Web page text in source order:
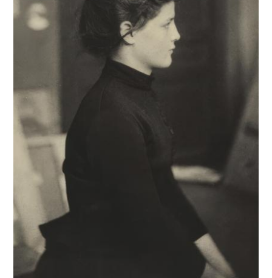
SERVICES
CRÉER SON CATALOGUE RAISONNÉ
ABONNEMENTS DÉDIÉS AUX GALERISTES
PUBLIER SES EXPOSITIONS
DEVENIR CONTRIBUTEUR